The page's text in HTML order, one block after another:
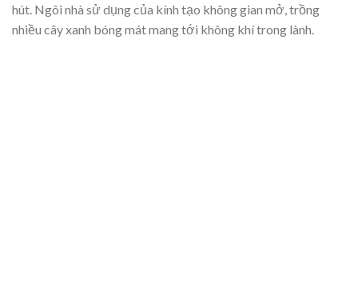
hút. Ngôi nhà sử dụng của kính tạo không gian mở, trồng
nhiều cây xanh bóng mát mang tới không khí trong lành.